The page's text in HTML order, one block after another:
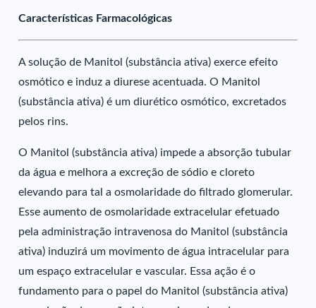
Características Farmacológicas
A solução de Manitol (substância ativa) exerce efeito
osmótico e induz a diurese acentuada. O Manitol
(substância ativa) é um diurético osmótico, excretados
pelos rins.
O Manitol (substância ativa) impede a absorção tubular
da água e melhora a excreção de sódio e cloreto
elevando para tal a osmolaridade do filtrado glomerular.
Esse aumento de osmolaridade extracelular efetuado
pela administração intravenosa do Manitol (substância
ativa) induzirá um movimento de água intracelular para
um espaço extracelular e vascular. Essa ação é o
fundamento para o papel do Manitol (substância ativa)